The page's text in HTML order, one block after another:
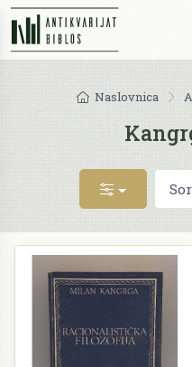
Naslovnica